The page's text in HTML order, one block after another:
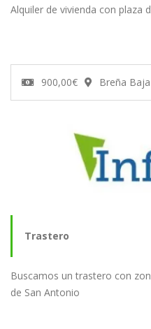
Alquiler de vivienda con plaza
900,00€ Breña Baja
Trastero
Buscamos un trastero con
de San Antonio